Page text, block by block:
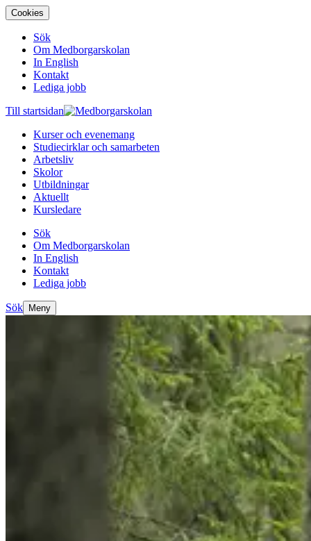
Cookies
Sök
Om Medborgarskolan
In English
Kontakt
Lediga jobb
Till startsidan
Kurser och evenemang
Studiecirklar och samarbeten
Arbetsliv
Skolor
Utbildningar
Aktuellt
Kursledare
Sök
Om Medborgarskolan
In English
Kontakt
Lediga jobb
Sök Meny